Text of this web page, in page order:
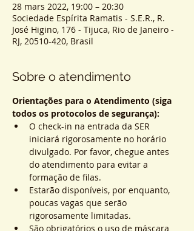
28 mars 2022, 19:00 – 20:30
Sociedade Espírita Ramatis - S.E.R., R.
José Higino, 176 - Tijuca, Rio de Janeiro -
RJ, 20510-420, Brasil
Sobre o atendimento
Orientações para o Atendimento (siga
todos os protocolos de segurança):
O check-in na entrada da SER
iniciará rigorosamente no horário
divulgado. Por favor, chegue antes
do atendimento para evitar a
formação de filas.
Estarão disponíveis, por enquanto,
poucas vagas que serão
rigorosamente limitadas.
São obrigatórios o uso de máscara